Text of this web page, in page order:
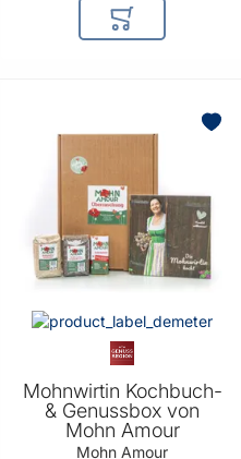
In den Warenkorb
Mohnwirtin Kochbuch-
& Genussbox von
Mohn Amour
Mohn Amour